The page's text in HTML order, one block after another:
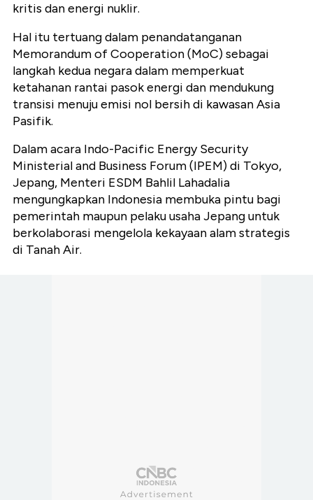
kritis dan energi nuklir.
Hal itu tertuang dalam penandatanganan
Memorandum of Cooperation (MoC) sebagai
langkah kedua negara dalam memperkuat
ketahanan rantai pasok energi dan mendukung
transisi menuju emisi nol bersih di kawasan Asia
Pasifik.
Dalam acara Indo-Pacific Energy Security
Ministerial and Business Forum (IPEM) di Tokyo,
Jepang, Menteri ESDM Bahlil Lahadalia
mengungkapkan Indonesia membuka pintu bagi
pemerintah maupun pelaku usaha Jepang untuk
berkolaborasi mengelola kekayaan alam strategis
di Tanah Air.